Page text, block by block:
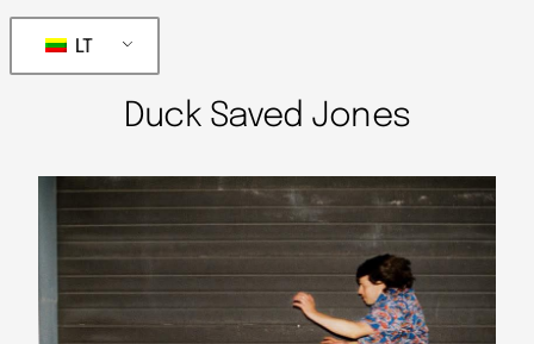
LT
Duck Saved Jones